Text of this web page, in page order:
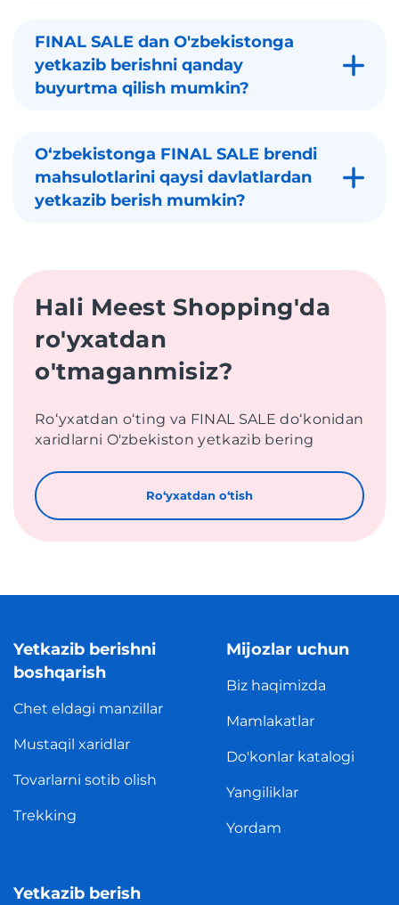
FINAL SALE dan O'zbekistonga
yetkazib berishni qanday
buyurtma qilish mumkin?
Oʻzbekistonga FINAL SALE brendi
mahsulotlarini qaysi davlatlardan
yetkazib berish mumkin?
Hali Meest Shopping'da
ro'yxatdan
o'tmaganmisiz?
Roʻyxatdan oʻting va FINAL SALE doʻkonidan
xaridlarni O'zbekiston yetkazib bering
Roʻyxatdan oʻtish
Yetkazib berishni
boshqarish
Chet eldagi manzillar
Mustaqil xaridlar
Tovarlarni sotib olish
Trekking
Mijozlar uchun
Biz haqimizda
Mamlakatlar
Do'konlar katalogi
Yangiliklar
Yordam
Yetkazib berish